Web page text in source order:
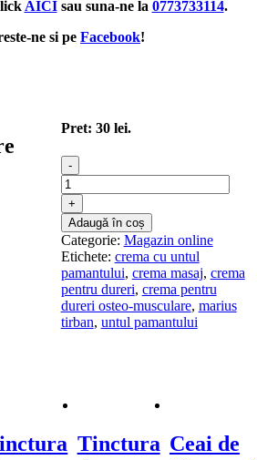
AICIsau suna-ne la 0773733114.
ne si pe Facebook!
Pret: 30 lei.
Cantitate
Crema
din
Untul
Pamantului,
Galbenele
si
Tataneasa
Adaugă în coș
Categorie: Magazin online
Etichete: crema cu untul
pamantului, crema masaj, crema
pentru dureri, crema pentru
dureri osteo-musculare, marius
tirban, untul pamantului
Tinctura Ceai de